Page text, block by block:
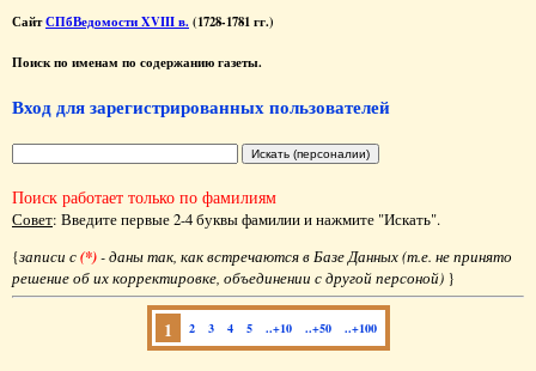
СайтСПбВедомости XVIII в. (1728-1781 гг.)
Поиск по именам по содержанию газеты.
Вход для зарегистрированных пользователей
Поиск работает только по фамилиям
Совет: Введите первые 2-4 буквы фамилии и нажмите "Искать".
{записи с(*)- даны так, как встречаются в Базе Данных (т.е. не принято
решение об их корректировке, объединении с другой персоной) }
1 2 3 4 5 ..+10 ..+50 ..+100